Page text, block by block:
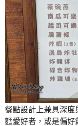
餐點設計上兼具深度
麵愛好者，或是偏好